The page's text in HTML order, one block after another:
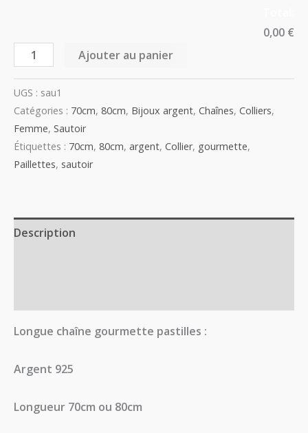
0,00 €
Ajouter au panier
UGS : sau1
Catégories : 70cm, 80cm, Bijoux argent, Chaînes, Colliers,
Femme, Sautoir
Étiquettes : 70cm, 80cm, argent, Collier, gourmette,
Paillettes, sautoir
Description
Longue chaîne gourmette pastilles :
Argent 925
Longueur 70cm ou 80cm